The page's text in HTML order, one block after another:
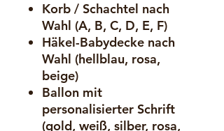
Korb / Schachtel nach
Wahl (A, B, C, D, E, F)
Häkel-Babydecke nach
Wahl (hellblau, rosa,
beige)
Ballon mit
personalisierter Schrift
(gold, weiß, silber, rosa,